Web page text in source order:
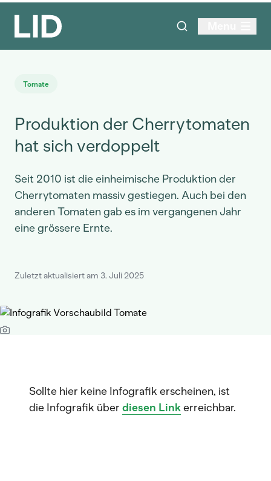
Tomate
Produktion der Cherrytomaten
hat sich verdoppelt
Seit 2010 ist die einheimische Produktion der
Cherrytomaten massiv gestiegen. Auch bei den
anderen Tomaten gab es im vergangenen Jahr
eine grössere Ernte.
Zuletzt aktualisiert am 3. Juli 2025
Sollte hier keine Infografik erscheinen, ist
die Infografik über diesen Linkerreichbar.